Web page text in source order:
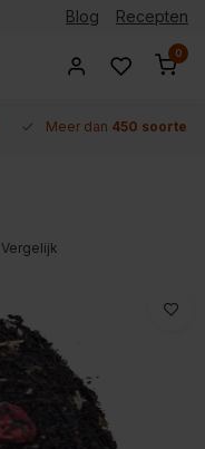
Blog Recepten
0
Meer dan 450 soorten
Vergelijk